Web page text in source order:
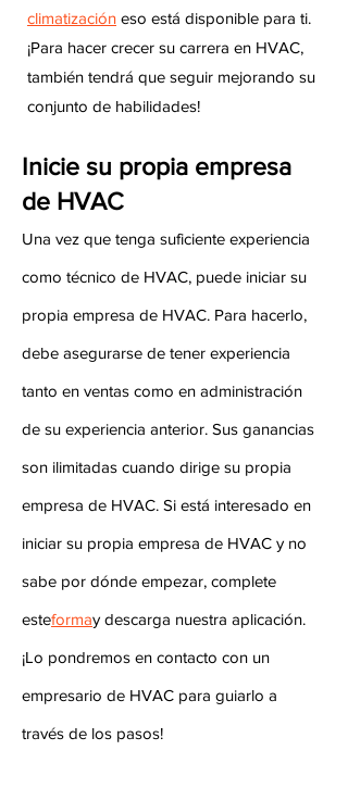
climatización eso está disponible para ti.
¡Para hacer crecer su carrera en HVAC,
también tendrá que seguir mejorando su
conjunto de habilidades!
Inicie su propia empresa
de HVAC
Una vez que tenga suficiente experiencia
como técnico de HVAC, puede iniciar su
propia empresa de HVAC. Para hacerlo,
debe asegurarse de tener experiencia
tanto en ventas como en administración
de su experiencia anterior. Sus ganancias
son ilimitadas cuando dirige su propia
empresa de HVAC. Si está interesado en
iniciar su propia empresa de HVAC y no
sabe por dónde empezar, complete
esteformay descarga nuestra aplicación.
¡Lo pondremos en contacto con un
empresario de HVAC para guiarlo a
través de los pasos!